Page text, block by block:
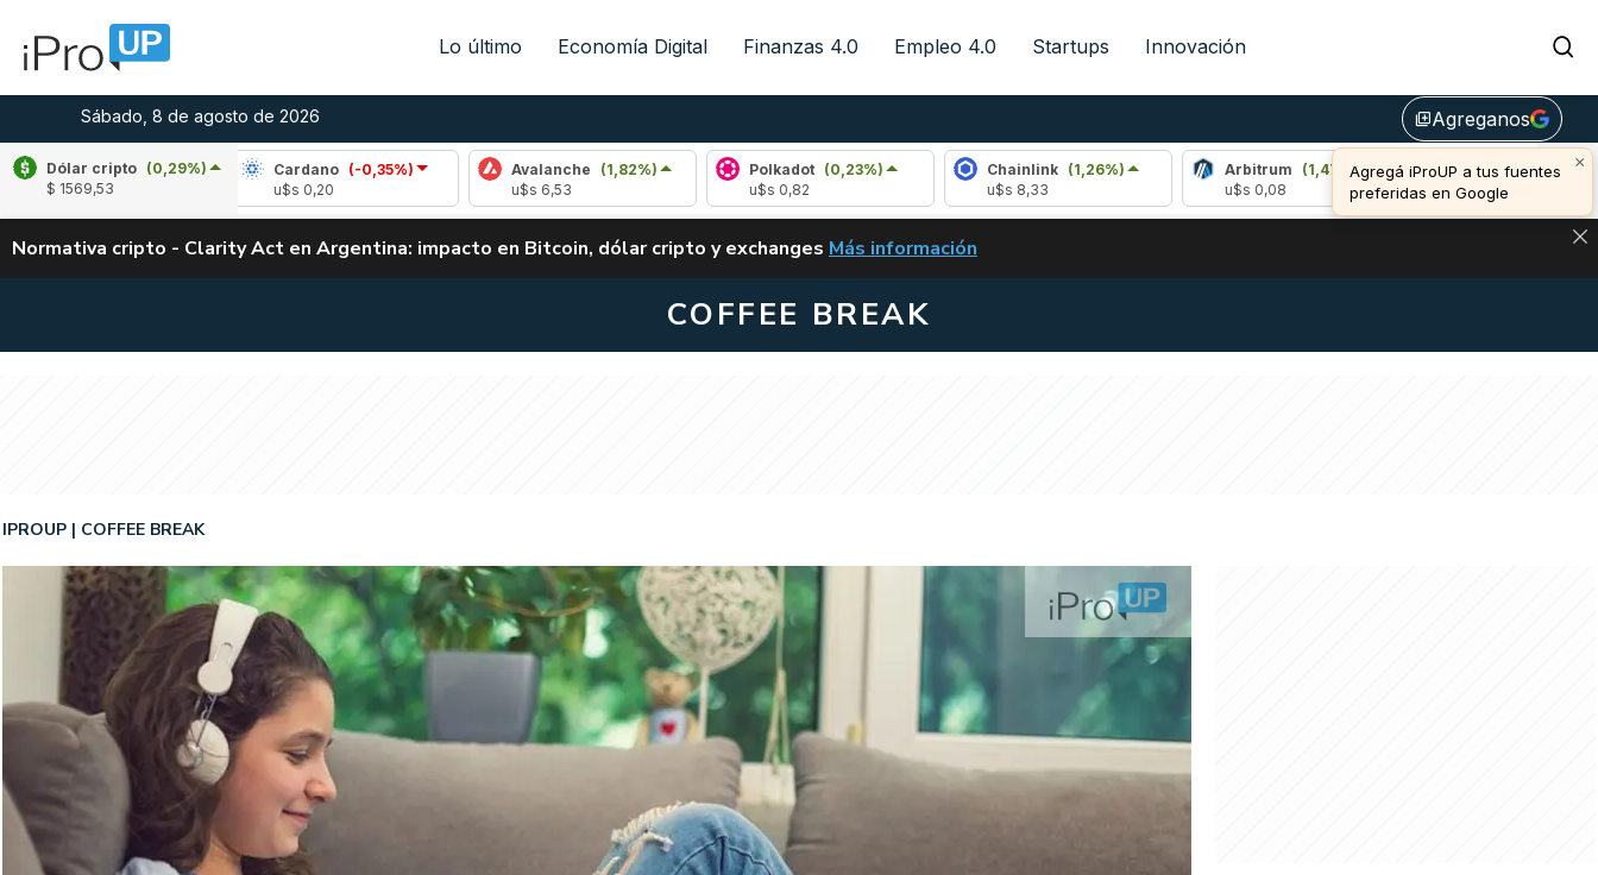
Lo último Economía Digital Finanzas 4.0 Empleo 4.0 Startups Innovación
Sábado, 8 de agosto de 2026 library_addAgreganos
×
Agregá iProUP a tus fuentes
preferidas en Google
Dólar cripto (0,29%)
$ 1569,53
(1,53%)
Cardano
(-0,35%)
Avalanche (1,82%)
Polkadot
(0,23%)
Chainlink (1,26%)
Arbitrum (1,47%)
Bitcoin
(0,02%)
u$s 64.996,00
Normativa cripto - Clarity Act en Argentina: impacto en Bitcoin, dólar cripto y exchanges CLARITY ACT EN ARGENTINA: IMPACTO EN BITCOIN, DÓLAR CRIPTO Y EXCHANGES
Más información
COFFEE BREAK
IPROUP COFFEE BREAK